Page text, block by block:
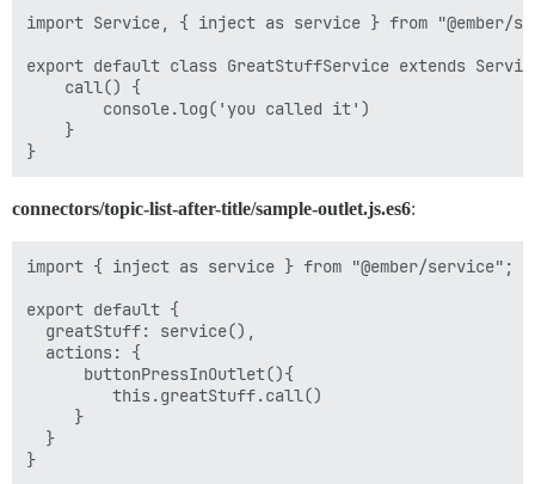
import Service, { inject as service } from "@ember/
export default class GreatStuffService extends
    call() {
        console.log('you called it')
    }
connectors/topic-list-after-title/sample-outlet.js.es6:
import { inject as service } from "@ember/service";
export default {
  greatStuff: service(),
  actions: {
      buttonPressInOutlet(){
         this.greatStuff.call()
     }
  }